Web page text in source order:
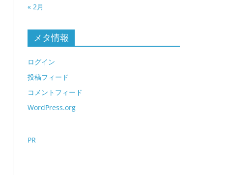
« 2月
メタ情報
ログイン
投稿フィード
コメントフィード
WordPress.org
PR